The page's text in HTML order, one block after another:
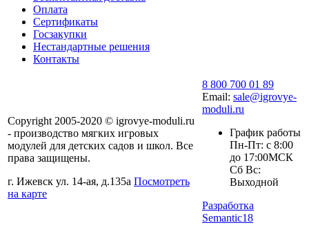
Оплата
Сертификаты
Госзакупки
Нестандартные решения
Контакты
Copyright 2005-2020 © igrovye-moduli.ru
- производство мягких игровых
модулей для детских садов и школ. Все
права защищены.
г. Ижевск ул. 14-ая, д.135а Посмотреть
на карте
8 800 700 01 89
Email: sale@igrovye-
moduli.ru
График работы
Пн-Пт: с 8:00
до 17:00МСК
Сб Вс:
Выходной
Разработка
Semantic18